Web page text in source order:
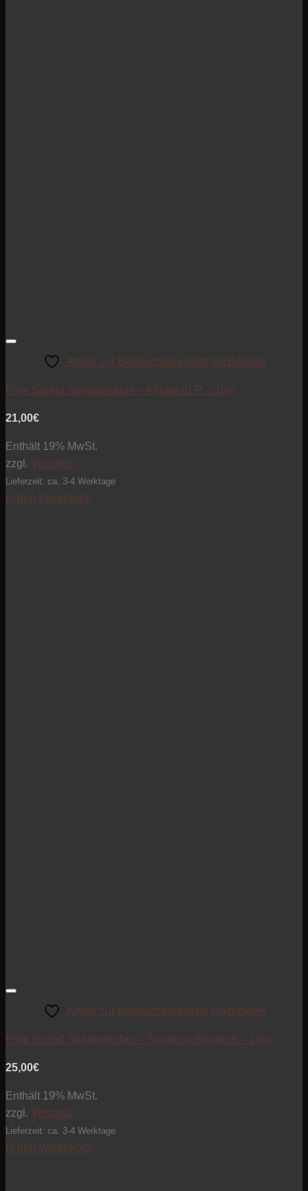
Artikel zur Beobachtungsliste hinzufügen
Pure Sound Speakerkabel – Klinke-XLR – 10m
21,00€
Enthält 19% MwSt.
zzgl. Versand
Lieferzeit: ca. 3-4 Werktage
In den Warenkorb
Artikel zur Beobachtungsliste hinzufügen
Pure Sound Speakerkabel – Speakon-Speakon – 10m
25,00€
Enthält 19% MwSt.
zzgl. Versand
Lieferzeit: ca. 3-4 Werktage
In den Warenkorb